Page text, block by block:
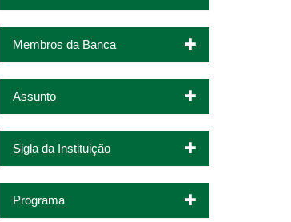
Membros da Banca
Assunto
Sigla da Instituição
Programa